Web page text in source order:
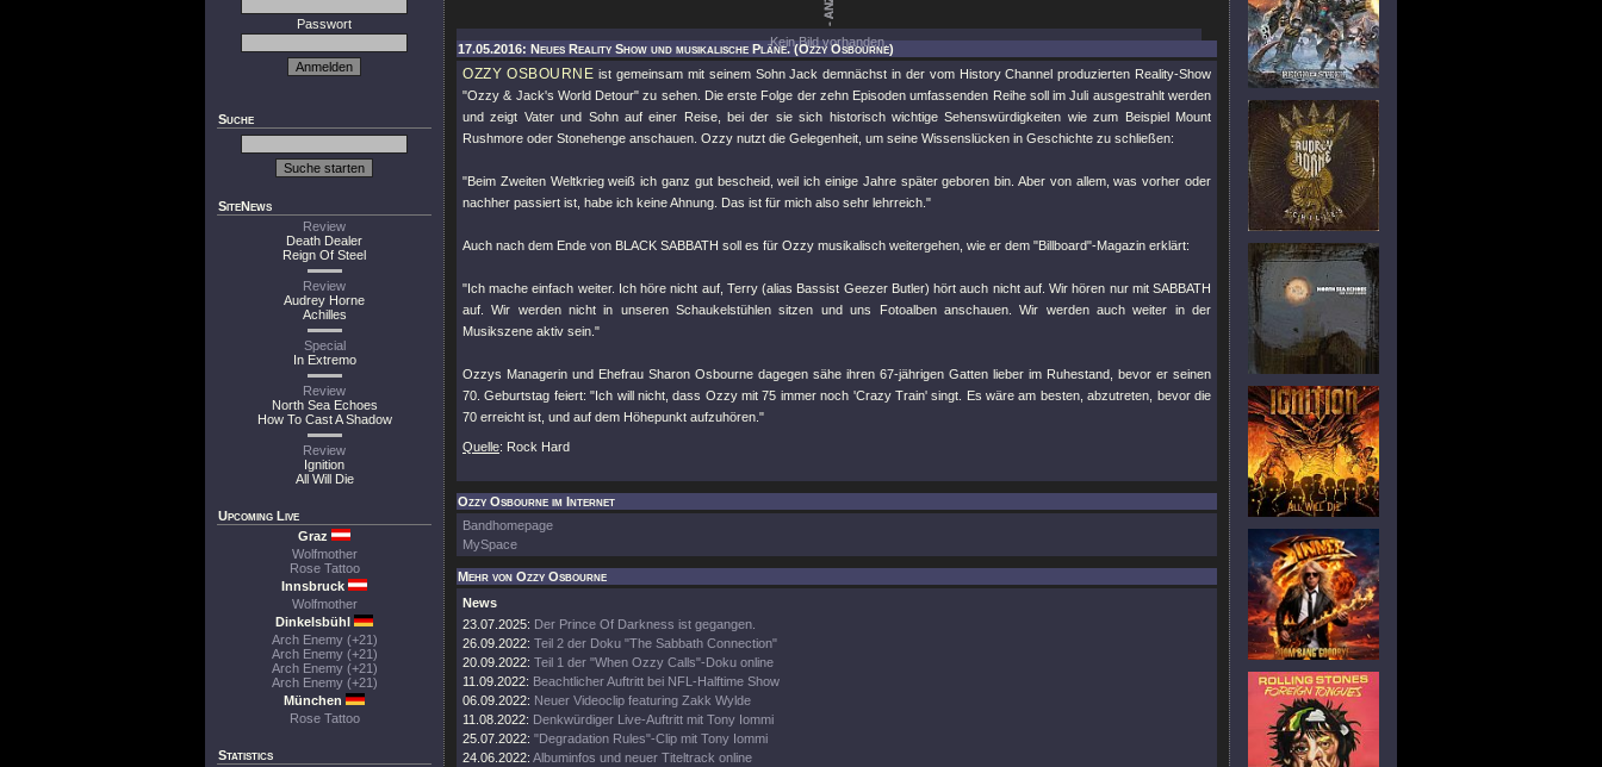
Passwort
Suche
SiteNews
Review
Death Dealer
Reign Of Steel
Review
Audrey Horne
Achilles
Special
In Extremo
Review
North Sea Echoes
How To Cast A Shadow
Review
Ignition
All Will Die
Upcoming Live
Graz
Wolfmother
Rose Tattoo
Innsbruck
Wolfmother
Dinkelsbühl
Arch Enemy (+21)
Arch Enemy (+21)
Arch Enemy (+21)
Arch Enemy (+21)
München
Rose Tattoo
Statistics
Kein Bild vorhanden.
17.05.2016: Neues Reality Show und musikalische Pläne. (Ozzy Osbourne)
OZZY OSBOURNE ist gemeinsam mit seinem Sohn Jack demnächst in der vom History Channel produzierten Reality-Show
"Ozzy & Jack's World Detour" zu sehen. Die erste Folge der zehn Episoden umfassenden Reihe soll im Juli ausgestrahlt werden
und zeigt Vater und Sohn auf einer Reise, bei der sie sich historisch wichtige Sehenswürdigkeiten wie zum Beispiel Mount
Rushmore oder Stonehenge anschauen. Ozzy nutzt die Gelegenheit, um seine Wissenslücken in Geschichte zu schließen:
"Beim Zweiten Weltkrieg weiß ich ganz gut bescheid, weil ich einige Jahre später geboren bin. Aber von allem, was vorher oder
nachher passiert ist, habe ich keine Ahnung. Das ist für mich also sehr lehrreich."
Auch nach dem Ende von BLACK SABBATH soll es für Ozzy musikalisch weitergehen, wie er dem "Billboard"-Magazin erklärt:
"Ich mache einfach weiter. Ich höre nicht auf, Terry (alias Bassist Geezer Butler) hört auch nicht auf. Wir hören nur mit SABBATH
auf. Wir werden nicht in unseren Schaukelstühlen sitzen und uns Fotoalben anschauen. Wir werden auch weiter in der
Musikszene aktiv sein."
Ozzys Managerin und Ehefrau Sharon Osbourne dagegen sähe ihren 67-jährigen Gatten lieber im Ruhestand, bevor er seinen
70. Geburtstag feiert: "Ich will nicht, dass Ozzy mit 75 immer noch 'Crazy Train' singt. Es wäre am besten, abzutreten, bevor die
70 erreicht ist, und auf dem Höhepunkt aufzuhören."
Quelle: Rock Hard
Ozzy Osbourne im Internet
Bandhomepage
MySpace
Mehr von Ozzy Osbourne
News
23.07.2025: Der Prince Of Darkness ist gegangen.
26.09.2022: Teil 2 der Doku "The Sabbath Connection"
20.09.2022: Teil 1 der "When Ozzy Calls"-Doku online
11.09.2022: Beachtlicher Auftritt bei NFL-Halftime Show
06.09.2022: Neuer Videoclip featuring Zakk Wylde
11.08.2022: Denkwürdiger Live-Auftritt mit Tony Iommi
25.07.2022: "Degradation Rules"-Clip mit Tony Iommi
24.06.2022: Albuminfos und neuer Titeltrack online